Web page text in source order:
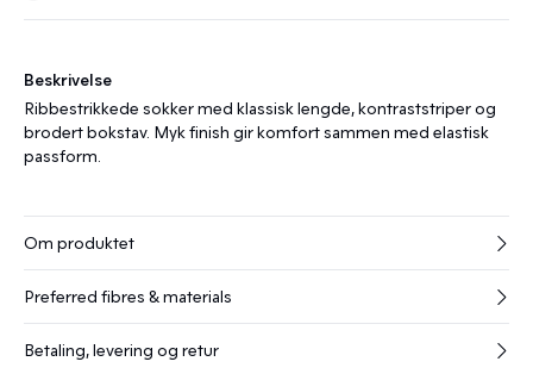
Beskrivelse
Ribbestrikkede sokker med klassisk lengde, kontraststriper og
brodert bokstav. Myk finish gir komfort sammen med elastisk
passform.
Om produktet
Preferred fibres & materials
Betaling, levering og retur